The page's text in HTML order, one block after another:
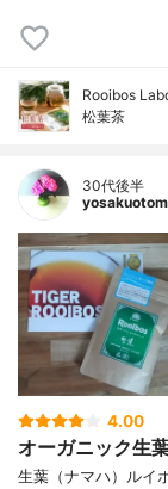
Rooibos
松葉茶
30代後半
4.00
オーガニック生
生葉（ナマハ）ルイ